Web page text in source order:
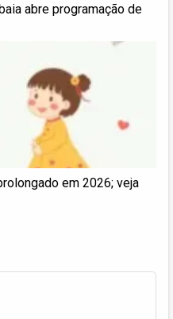
abre programação de
em 2026; veja